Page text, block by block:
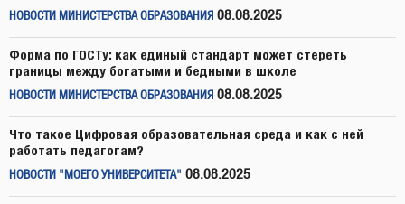
НОВОСТИ МИНИСТЕРСТВА ОБРАЗОВАНИЯ 08.08.2025
Форма по ГОСТу: как единый стандарт может стереть
границы между богатыми и бедными в школе
НОВОСТИ МИНИСТЕРСТВА ОБРАЗОВАНИЯ 08.08.2025
Что такое Цифровая образовательная среда и как с ней
работать педагогам?
НОВОСТИ "МОЕГО УНИВЕРСИТЕТА" 08.08.2025